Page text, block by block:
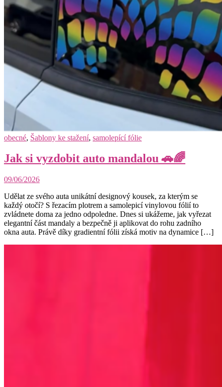
obecné, Šablony ke stažení, samolepící fólie
Jak si vyzdobit auto mandalou 🚗🌈
09/06/2026
Udělat ze svého auta unikátní designový kousek, za kterým se
každý otočí? S řezacím plotrem a samolepicí vinylovou fólií to
zvládnete doma za jedno odpoledne. Dnes si ukážeme, jak vyřezat
elegantní část mandaly a bezpečně ji aplikovat do rohu zadního
okna auta. Právě díky gradientní fólii získá motiv na dynamice […]